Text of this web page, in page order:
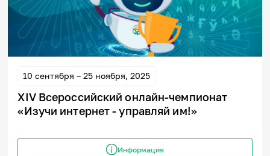
10 сентября – 25 ноября, 2025
XIV Всероссийский онлайн-чемпионат
«Изучи интернет - управляй им!»
Информация